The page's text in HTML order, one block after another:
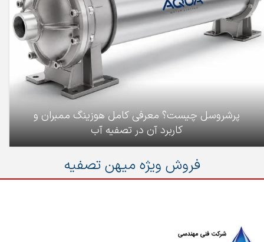
پرشروسل چیست؟ معرفی کامل هوزینگ ممبران و
کاربرد آن در تصفیه آب
فروش ویژه میهن تصفیه